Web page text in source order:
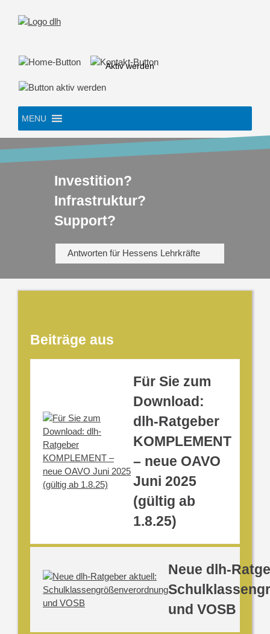
Aktiv werden
MENU
Investition?
Infrastruktur?
Support?
Antworten für Hessens Lehrkräfte
Beiträge aus
Für Sie zum
Download:
dlh-Ratgeber
KOMPLEMENT
– neue OAVO
Juni 2025
(gültig ab
1.8.25)
Neue dlh-
und VOSB